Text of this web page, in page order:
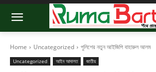
Home Uncategorized পুলিশের নতুন আইজিপি বাহারুল আলম
Uncategorized আইন আদালত জাতীয়